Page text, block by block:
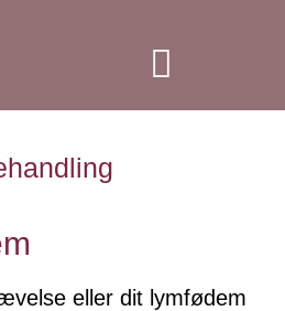
eller dit lymfødem